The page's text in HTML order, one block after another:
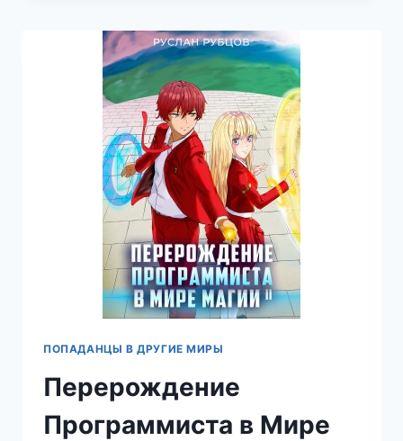
МАГИИ.
ТОМ
4
—
РУСЛАН
РУБЦОВ
ПОПАДАНЦЫ В ДРУГИЕ МИРЫ
Перерождение
Программиста в Мире